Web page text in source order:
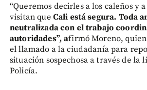
“Queremos decirles a los caleños y
visitan que Cali está segura. Toda
neutralizada con el trabajo
autoridades”, afirmó Moreno,
el llamado a la ciudadanía para
situación sospechosa a través de la
Policía.